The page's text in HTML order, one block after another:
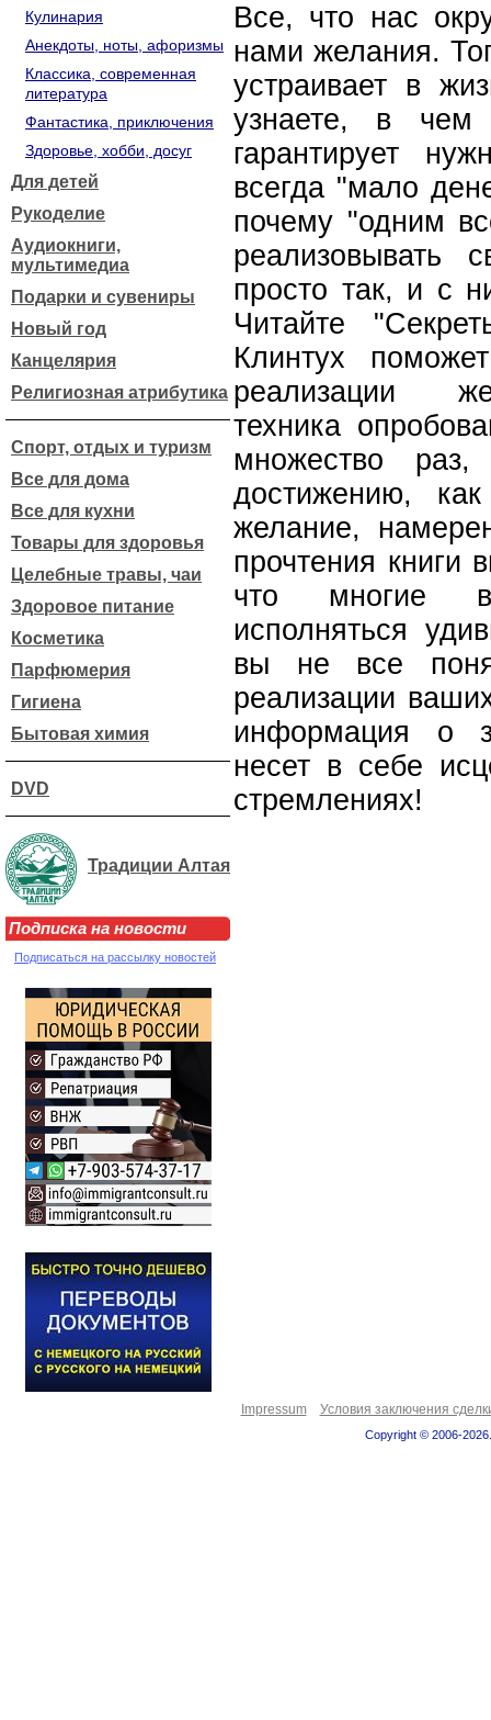
Кулинария
Анекдоты, ноты, афоризмы
Классика, современная
литература
Фантастика, приключения
Здоровье, хобби, досуг
Для детей
Рукоделие
Аудиокниги,
мультимедиа
Подарки и сувениры
Новый год
Канцелярия
Религиозная атрибутика
Спорт, отдых и туризм
Все для дома
Все для кухни
Товары для здоровья
Целебные травы, чаи
Здоровое питание
Косметика
Парфюмерия
Гигиена
Бытовая химия
DVD
Традиции Алтая
Подписка на новости
Подписаться на рассылку новостей
Все, что нас
нами желания.
устраивает в
узнаете, в
гарантирует
всегда "мало
почему "одним
реализовывать
просто так, и с
Читайте
Клинтух
реализации
техника
множество
достижению,
желание,
прочтения книги
что многие
исполняться
вы не все
реализации
информация о
несет в себе
стремлениях!
Impressum Условия заключения
Copyright © 2006-